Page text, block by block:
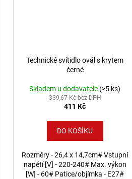
Technické svítidlo ovál s krytem
černé
Skladem u dodavatele (>5 ks)
339,67 Kč bez DPH
411 Kč
DO KOŠÍKU
Rozměry - 26,4 x 14,7cm# Vstupní
napětí [V] - 220-240# Max. výkon
[W] - 60# Patice/objímka - E27#